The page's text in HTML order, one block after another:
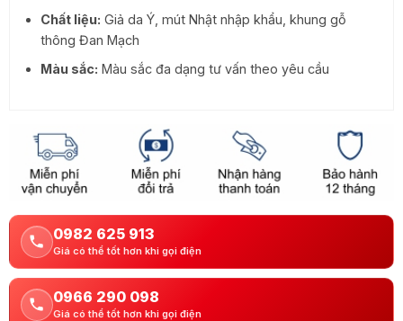
Chất liệu: Giả da Ý, mút Nhật nhập khẩu, khung gỗ
thông Đan Mạch
Màu sắc: Màu sắc đa dạng tư vấn theo yêu cầu
0982 625 913
Giá có thể tốt hơn khi gọi điện
0966 290 098
Giá có thể tốt hơn khi gọi điện